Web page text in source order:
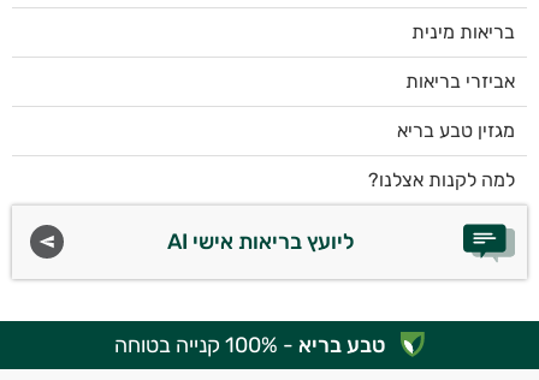
בריאות מינית
אביזרי בריאות
מגזין טבע בריא
למה לקנות אצלנו?
ליועץ בריאות אישי AI
טבע בריא - 100% קנייה בטוחה